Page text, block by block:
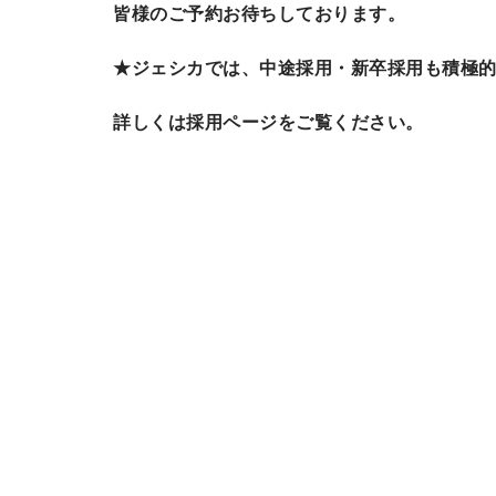
皆様のご予約お待ちしております。
★ジェシカでは、中途採用・新卒採用も積極的
詳しくは採用ページをご覧ください。